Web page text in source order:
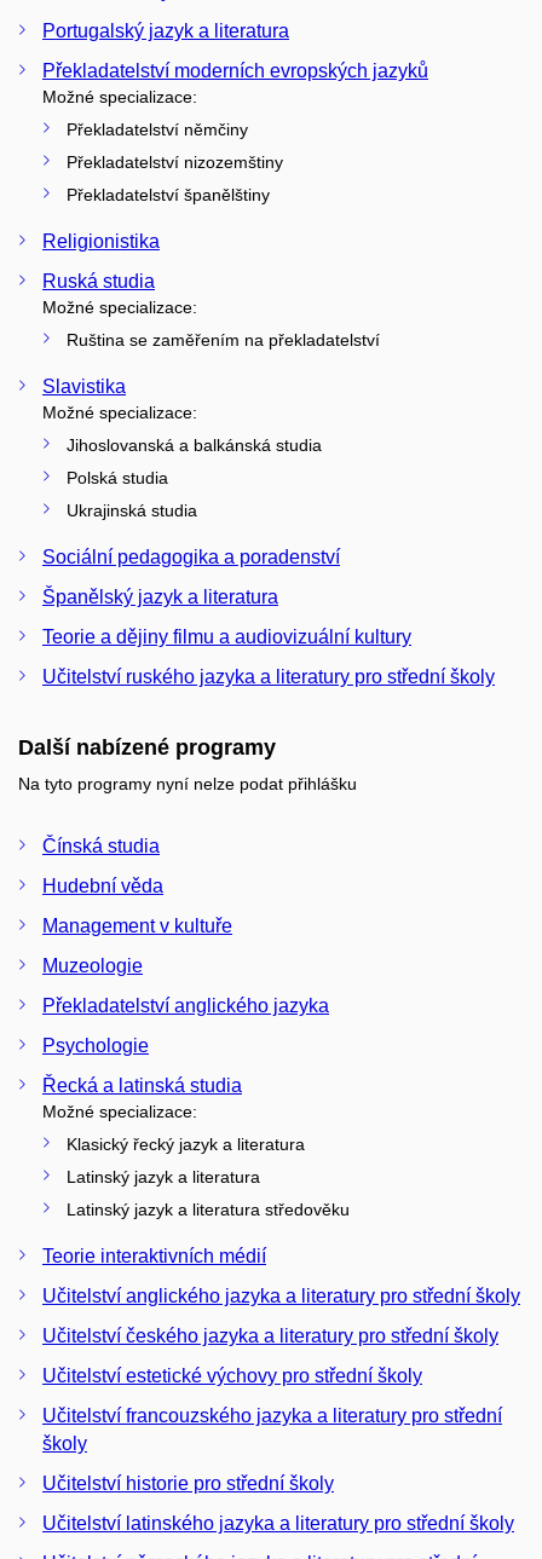
Portugalský jazyk a literatura
Překladatelství moderních evropských jazyků
Možné specializace:
Překladatelství němčiny
Překladatelství nizozemštiny
Překladatelství španělštiny
Religionistika
Ruská studia
Možné specializace:
Ruština se zaměřením na překladatelství
Slavistika
Možné specializace:
Jihoslovanská a balkánská studia
Polská studia
Ukrajinská studia
Sociální pedagogika a poradenství
Španělský jazyk a literatura
Teorie a dějiny filmu a audiovizuální kultury
Učitelství ruského jazyka a literatury pro střední školy
Další nabízené programy
Na tyto programy nyní nelze podat přihlášku
Čínská studia
Hudební věda
Management v kultuře
Muzeologie
Překladatelství anglického jazyka
Psychologie
Řecká a latinská studia
Možné specializace:
Klasický řecký jazyk a literatura
Latinský jazyk a literatura
Latinský jazyk a literatura středověku
Teorie interaktivních médií
Učitelství anglického jazyka a literatury pro střední školy
Učitelství českého jazyka a literatury pro střední školy
Učitelství estetické výchovy pro střední školy
Učitelství francouzského jazyka a literatury pro střední
školy
Učitelství historie pro střední školy
Učitelství latinského jazyka a literatury pro střední školy